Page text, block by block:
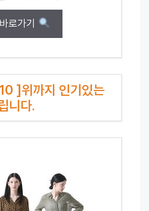
로가기
]위까지 인기있는
니다.